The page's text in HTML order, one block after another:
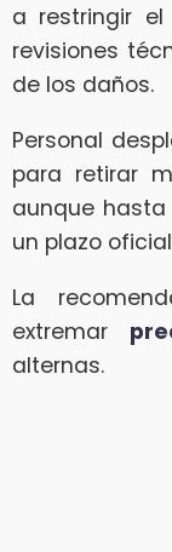
a restringir
revisiones
de los daños.
Personal
para retirar
aunque
un plazo
La
extremar
alternas.